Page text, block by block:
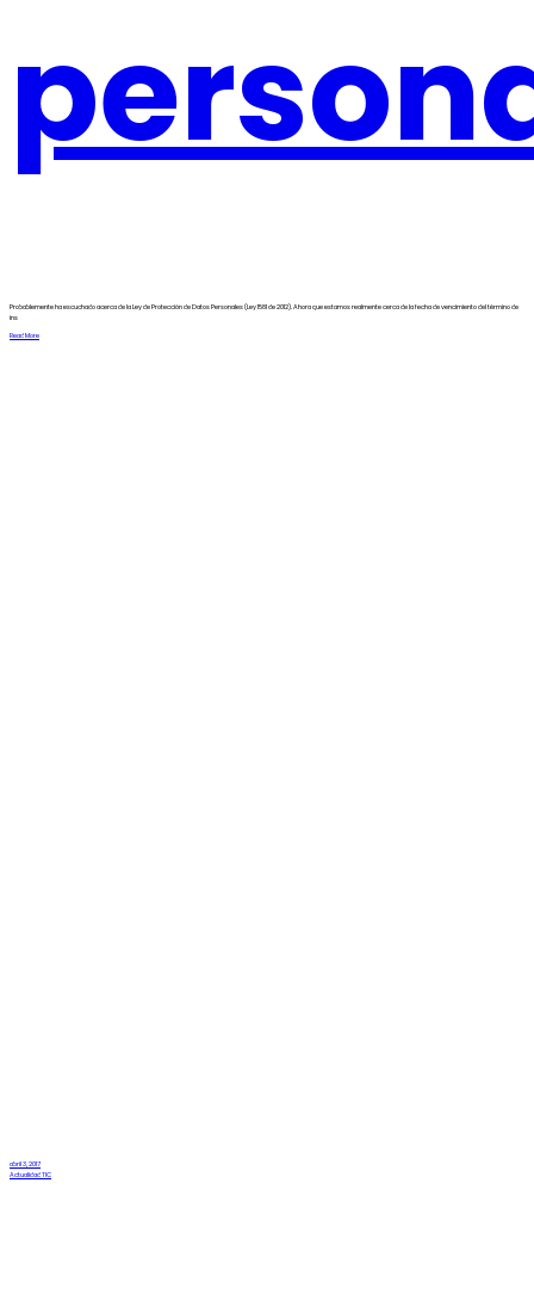
Probablemente ha escuchado acerca de la Ley de Protección de Datos Personales (Ley 1581 de 2012). Ahora que estamos realmente cerca de la fecha de vencimiento del término de
ins
Read More
abril 3, 2017
Actualidad TIC